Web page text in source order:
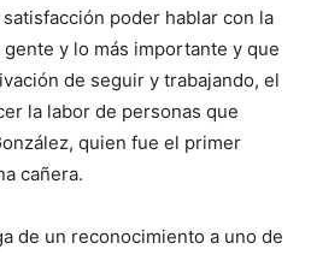
poder hablar con la
y lo más importante y que
de seguir y trabajando, el
la labor de personas que
quien fue el primer
cañera.
de un reconocimiento a uno de